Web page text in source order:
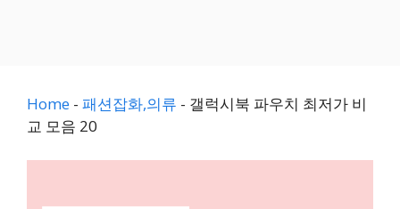
Home - 패션잡화,의류 - 갤럭시북 파우치 최저가 비
교 모음 20